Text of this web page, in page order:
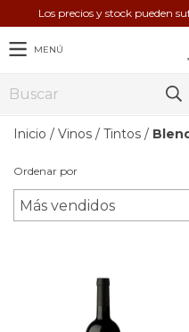
Los precios y stock pueden
MENÚ
Inicio / Vinos / Tintos /
Ordenar por